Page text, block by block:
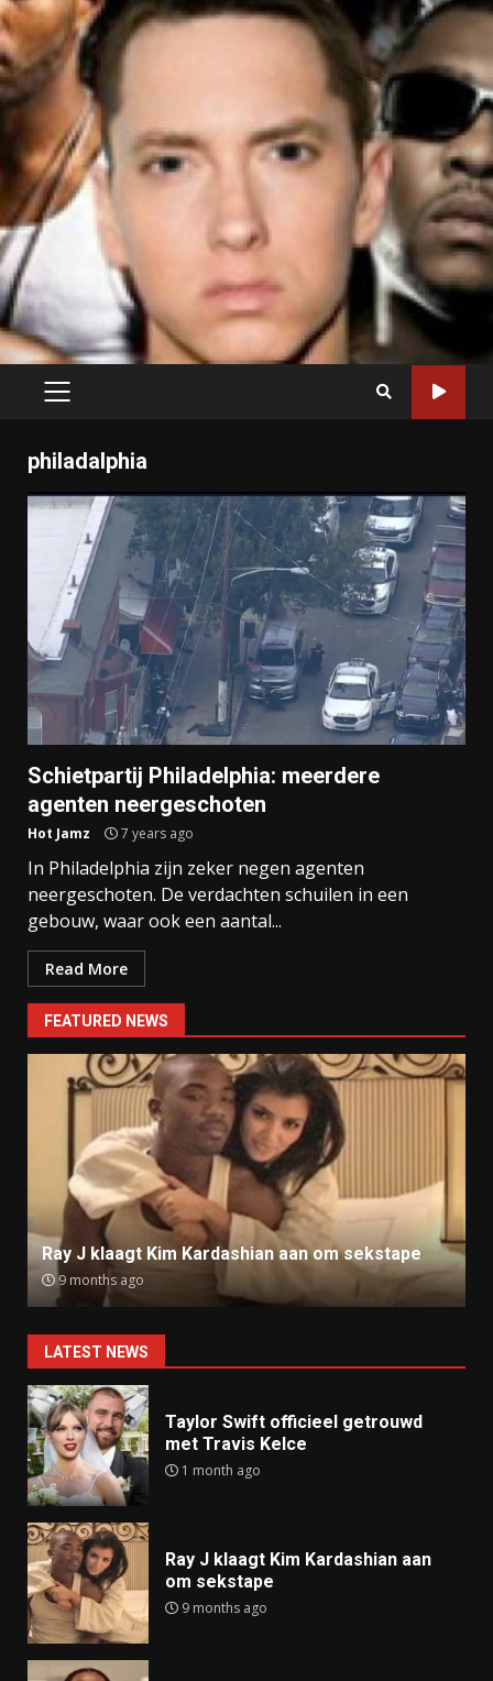
PRIMARY
philadalphia
Schietpartij Philadelphia: meerdere
agenten neergeschoten
Hot Jamz 7 years ago
In Philadelphia zijn zeker negen agenten
neergeschoten. De verdachten schuilen in een
gebouw, waar ook een aantal...
Read More
FEATURED NEWS
Ray J klaagt Kim Kardashian aan om sekstape
9 months ago
LATEST NEWS
Taylor Swift officieel getrouwd
met Travis Kelce
1 month ago
Ray J klaagt Kim Kardashian aan
om sekstape
9 months ago